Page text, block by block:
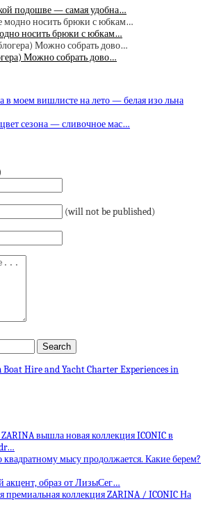
подошве — самая удобна…
носить брюки с юбкам…
Можно собрать дово…
в моем вишлисте на лето — белая изо льна
сезона — сливочное мас…
(will not be published)
Hire and Yacht Charter Experiences in
вышла новая коллекция ICONIC в
квадратному мысу продолжается. Какие берем?
акцент, образ от ЛизыСег…
премиальная коллекция ZARINA / ICONIC На